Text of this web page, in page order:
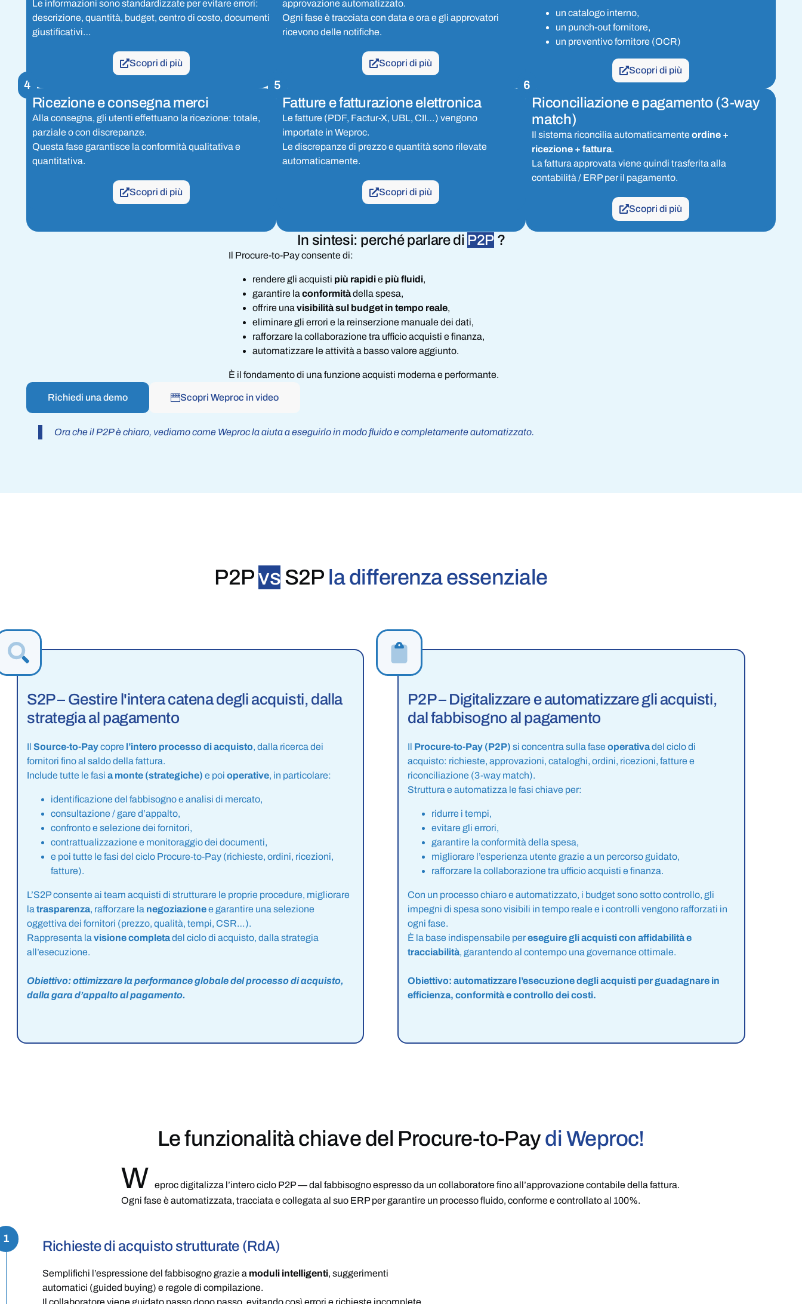
Le informazioni sono standardizzate per evitare errori:
descrizione, quantità, budget, centro di costo, documenti
giustificativi…
Scopri di più
approvazione automatizzato.
Ogni fase è tracciata con data e ora e gli approvatori
ricevono delle notifiche.
Scopri di più
un catalogo interno,
un punch-out fornitore,
un preventivo fornitore (OCR)
Scopri di più
4
Ricezione e consegna merci
Alla consegna, gli utenti effettuano la ricezione: totale,
parziale o con discrepanze.
Questa fase garantisce la conformità qualitativa e
quantitativa.
Scopri di più
5
Fatture e fatturazione elettronica
Le fatture (PDF, Factur-X, UBL, CII…) vengono
importate in Weproc.
Le discrepanze di prezzo e quantità sono rilevate
automaticamente.
Scopri di più
6
Riconciliazione e pagamento (3-way
match)
Il sistema riconcilia automaticamenteordine +
ricezione + fattura.
La fattura approvata viene quindi trasferita alla
contabilità / ERP per il pagamento.
Scopri di più
In sintesi: perché parlare di P2P ?
Il Procure-to-Pay consente di:
rendere gli acquisti più rapidie più fluidi,
garantire la conformitàdella spesa,
offrire una visibilità sul budget in tempo reale,
eliminare gli errori e la reinserzione manuale dei dati,
rafforzare la collaborazione tra ufficio acquisti e finanza,
automatizzare le attività a basso valore aggiunto.
È il fondamento di una funzione acquisti moderna e performante.
Richiedi una demo Scopri Weproc in video
Ora che il P2P è chiaro, vediamo come Weproc la aiuta a eseguirlo in modo fluido e completamente automatizzato.
P2Pvs S2P la differenza essenziale
S2P – Gestire l'intera catena degli acquisti, dalla
strategia al pagamento
Il Source-to-Paycopre l’intero processo di acquisto, dalla ricerca dei
fornitori fino al saldo della fattura.
Include tutte le fasi a monte (strategiche) e poi operative, in particolare:
identificazione del fabbisogno e analisi di mercato,
consultazione / gare d’appalto,
confronto e selezione dei fornitori,
contrattualizzazione e monitoraggio dei documenti,
e poi tutte le fasi del ciclo Procure-to-Pay (richieste, ordini, ricezioni,
fatture).
L’S2P consente ai team acquisti di strutturare le proprie procedure, migliorare
la trasparenza, rafforzare la negoziazionee garantire una selezione
oggettiva dei fornitori (prezzo, qualità, tempi, CSR…).
Rappresenta la visione completadel ciclo di acquisto, dalla strategia
all’esecuzione.
Obiettivo: ottimizzare la performance globale del processo di acquisto,
dalla gara d’appalto al pagamento.
P2P – Digitalizzare e automatizzare gli acquisti,
dal fabbisogno al pagamento
Il Procure-to-Pay (P2P) si concentra sulla faseoperativadel ciclo di
acquisto: richieste, approvazioni, cataloghi, ordini, ricezioni, fatture e
riconciliazione (3-way match).
Struttura e automatizza le fasi chiave per:
ridurre i tempi,
evitare gli errori,
garantire la conformità della spesa,
migliorare l’esperienza utente grazie a un percorso guidato,
rafforzare la collaborazione tra ufficio acquisti e finanza.
Con un processo chiaro e automatizzato, i budget sono sotto controllo, gli
impegni di spesa sono visibili in tempo reale e i controlli vengono rafforzati in
ogni fase.
È la base indispensabile pereseguire gli acquisti con affidabilità e
tracciabilità, garantendo al contempo una governance ottimale.
Obiettivo: automatizzare l’esecuzione degli acquisti per guadagnare in
efficienza, conformità e controllo dei costi.
Le funzionalità chiave del Procure-to-Pay di Weproc!​
W
eproc digitalizza l’intero ciclo P2P — dal fabbisogno espresso da un collaboratore fino all’approvazione contabile della fattura.
Ogni fase è automatizzata, tracciata e collegata al suo ERP per garantire un processo fluido, conforme e controllato al 100%.
Richieste di acquisto strutturate (RdA)
1
Semplifichi l’espressione del fabbisogno grazie a moduli intelligenti, suggerimenti
automatici (guided buying) e regole di compilazione.